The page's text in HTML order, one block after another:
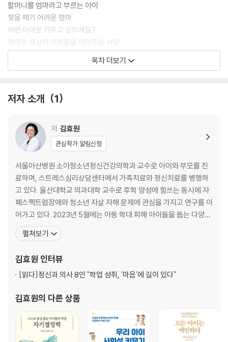
할머니를 엄마라고 부르는 아이
젖을 떼기 어려운 엄마
어떤 아이로 키우고 싶으세요?
엄마는 세상의 어려움을 막아주는 사람
아이를 키우는 것은 끊임없이 내려놓는 일
제2부 아이의 빛나는 내면을 발견하려면
코끼리를 들어올린 개미
십대의 뇌: 전두엽과 변연계
감정에 이름 붙이고 읽어주기
훈육의 말과 감정 표현법
엄마의 잔소리, 전략적으로 하기
아이가 사과하지 않을 때
아이와 거리두기
신체 증상으로 애정을 호소하는 아이들
제3부 내 등 위에 올라탄 아이들
위로받을 존재는 엄마들
엄마를 미워하는 아이들
희생이 아닌 선택이다
내 아이가 가해자일 때
1000개의 회색을 보는 아이
아이가 저를 이해해주면 안 되나요?
목차 더보기
저자 소개 1
저 김효원
관심작가 알림신청
서울아산병원 소아청소년정신건강의학과 교수로 아이와 부모를 진
료하며, 스트레스심리상담센터에서 가족치료와 정신치료를 병행하
고 있다. 울산대학교 의과대학 교수로 후학 양성에 힘쓰는 동시에 자
폐스펙트럼장애와 청소년 자살 자해 문제에 관심을 가지고 연구를 이
어가고 있다. 2023년 5월에는 아동 학대 피해 아이들을 돕는 다양한
활동으로 어린이날 기념 국무총리 표창을 받았으며, 같은 해 11월에
는 대한소아청소년정신의학회 소천학술상을 수상했다. 서울대학교
울대학교병원에서 수련을 받아 정신건강의학과 전문의가 되었으며,
서울
펼쳐보기
김효원 인터뷰
[읽다]정신과 의사 8인 "학업 성취, '마음'에 길이 있다"
김효원의 다른 상품